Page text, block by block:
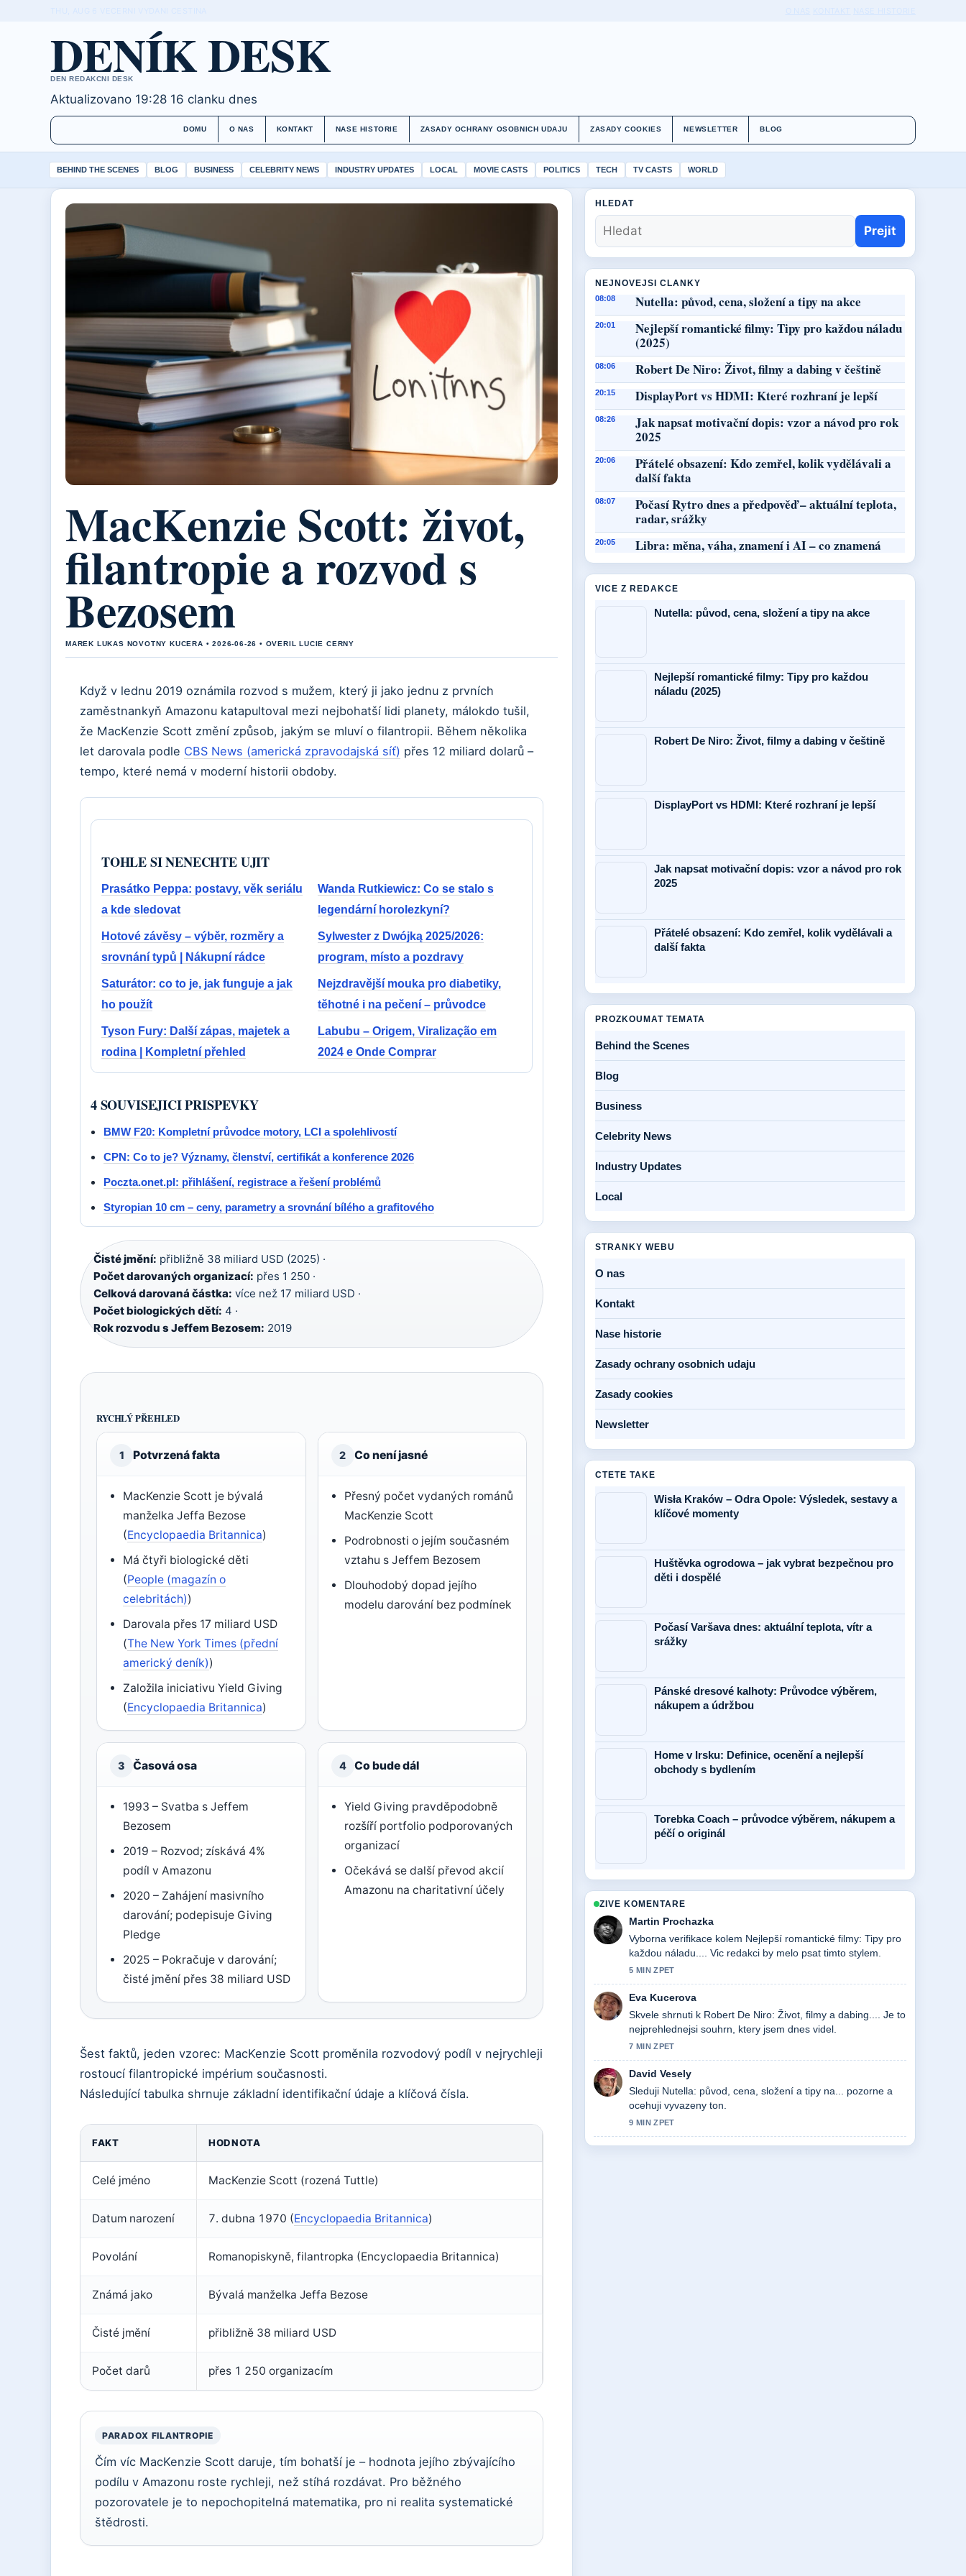
DENÍK DESK
DEN REDAKCNI DESK
Aktualizovano 19:28 16 clanku dnes
DOMU O NAS KONTAKT NASE HISTORIE ZASADY OCHRANY OSOBNICH UDAJU ZASADY COOKIES NEWSLETTER BLOG
BEHIND THE SCENES BLOG BUSINESS CELEBRITY NEWS INDUSTRY UPDATES LOCAL MOVIE CASTS POLITICS TECH TV CASTS WORLD
MacKenzie Scott: život,
filantropie a rozvod s
Bezosem
MAREK LUKAS NOVOTNY KUCERA • 2026-06-26 • OVERIL LUCIE CERNY
Když v lednu 2019 oznámila rozvod s mužem, který ji jako jednu z prvních
zaměstnankyň Amazonu katapultoval mezi nejbohatší lidi planety, málokdo tušil,
že MacKenzie Scott změní způsob, jakým se mluví o filantropii. Během několika
let darovala podle CBS News (americká zpravodajská síť) přes 12 miliard dolarů –
tempo, které nemá v moderní historii obdoby.
TOHLE SI NENECHTE UJIT
Prasátko Peppa: postavy, věk seriálu
a kde sledovat
Wanda Rutkiewicz: Co se stalo s
legendární horolezkyní?
Hotové závěsy – výběr, rozměry a
srovnání typů | Nákupní rádce
Sylwester z Dwójką 2025/2026:
program, místo a pozdravy
Saturátor: co to je, jak funguje a jak
ho použít
Nejzdravější mouka pro diabetiky,
těhotné i na pečení – průvodce
Tyson Fury: Další zápas, majetek a
rodina | Kompletní přehled
Labubu – Origem, Viralização em
2024 e Onde Comprar
4 SOUVISEJICI PRISPEVKY
BMW F20: Kompletní průvodce motory, LCI a spolehlivostí
CPN: Co to je? Významy, členství, certifikát a konference 2026
Poczta.onet.pl: přihlášení, registrace a řešení problémů
Styropian 10 cm – ceny, parametry a srovnání bílého a grafitového
Čisté jmění: přibližně 38 miliard USD (2025) ·
Počet darovaných organizací: přes 1 250 ·
Celková darovaná částka: více než 17 miliard USD ·
Počet biologických dětí: 4 ·
Rok rozvodu s Jeffem Bezosem: 2019
RYCHLÝ PŘEHLED
1 Potvrzená fakta
MacKenzie Scott je bývalá
manželka Jeffa Bezose
(Encyclopaedia Britannica)
Má čtyři biologické děti
(People (magazín o
celebritách))
Darovala přes 17 miliard USD
(The New York Times (přední
americký deník))
Založila iniciativu Yield Giving
(Encyclopaedia Britannica)
2 Co není jasné
Přesný počet vydaných románů
MacKenzie Scott
Podrobnosti o jejím současném
vztahu s Jeffem Bezosem
Dlouhodobý dopad jejího
modelu darování bez podmínek
3 Časová osa
1993 – Svatba s Jeffem
Bezosem
2019 – Rozvod; získává 4%
podíl v Amazonu
2020 – Zahájení masivního
darování; podepisuje Giving
Pledge
2025 – Pokračuje v darování;
čisté jmění přes 38 miliard USD
4 Co bude dál
Yield Giving pravděpodobně
rozšíří portfolio podporovaných
organizací
Očekává se další převod akcií
Amazonu na charitativní účely
Šest faktů, jeden vzorec: MacKenzie Scott proměnila rozvodový podíl v nejrychleji
rostoucí filantropické impérium současnosti.
Následující tabulka shrnuje základní identifikační údaje a klíčová čísla.
FAKT HODNOTA
Celé jméno MacKenzie Scott (rozená Tuttle)
Datum narození 7. dubna 1970 (Encyclopaedia Britannica)
Povolání Romanopiskyně, filantropka (Encyclopaedia Britannica)
Známá jako Bývalá manželka Jeffa Bezose
Čisté jmění přibližně 38 miliard USD
Počet darů přes 1 250 organizacím
PARADOX FILANTROPIE
Čím víc MacKenzie Scott daruje, tím bohatší je – hodnota jejího zbývajícího
podílu v Amazonu roste rychleji, než stíhá rozdávat. Pro běžného
pozorovatele je to nepochopitelná matematika, pro ni realita systematické
štědrosti.
HLEDAT
Prejit
NEJNOVEJSI CLANKY
08:08 Nutella: původ, cena, složení a tipy na akce
20:01
Nejlepší romantické filmy: Tipy pro každou náladu
(2025)
08:06 Robert De Niro: Život, filmy a dabing v češtině
20:15 DisplayPort vs HDMI: Které rozhraní je lepší
08:26
Jak napsat motivační dopis: vzor a návod pro rok
2025
20:06
Přátelé obsazení: Kdo zemřel, kolik vydělávali a
další fakta
08:07
Počasí Rytro dnes a předpověď – aktuální teplota,
radar, srážky
20:05 Libra: měna, váha, znamení i AI – co znamená
VICE Z REDAKCE
Nutella: původ, cena, složení a tipy na akce
Nejlepší romantické filmy: Tipy pro každou
náladu (2025)
Robert De Niro: Život, filmy a dabing v češtině
DisplayPort vs HDMI: Které rozhraní je lepší
Jak napsat motivační dopis: vzor a návod pro rok
2025
Přátelé obsazení: Kdo zemřel, kolik vydělávali a
další fakta
PROZKOUMAT TEMATA
Behind the Scenes
Blog
Business
Celebrity News
Industry Updates
Local
STRANKY WEBU
O nas
Kontakt
Nase historie
Zasady ochrany osobnich udaju
Zasady cookies
Newsletter
CTETE TAKE
Wisła Kraków – Odra Opole: Výsledek, sestavy a
klíčové momenty
Huštěvka ogrodowa – jak vybrat bezpečnou pro
děti i dospělé
Počasí Varšava dnes: aktuální teplota, vítr a
srážky
Pánské dresové kalhoty: Průvodce výběrem,
nákupem a údržbou
Home v Irsku: Definice, ocenění a nejlepší
obchody s bydlením
Torebka Coach – průvodce výběrem, nákupem a
péčí o originál
ZIVE KOMENTARE
Martin Prochazka
Vyborna verifikace kolem Nejlepší romantické filmy: Tipy pro
každou náladu.... Vic redakci by melo psat timto stylem.
5 MIN ZPET
Eva Kucerova
Skvele shrnuti k Robert De Niro: Život, filmy a dabing.... Je to
nejprehlednejsi souhrn, ktery jsem dnes videl.
7 MIN ZPET
David Vesely
Sleduji Nutella: původ, cena, složení a tipy na... pozorne a
ocehuji vyvazeny ton.
9 MIN ZPET